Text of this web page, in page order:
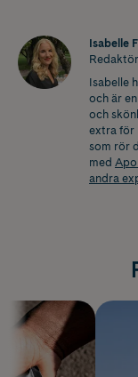
Isabelle F
Isabelle
och är
och
extra för
som rör
med
andra